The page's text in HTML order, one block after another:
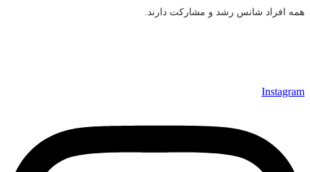
همه افراد شانس رشد و مشارکت دارند.
Instagram